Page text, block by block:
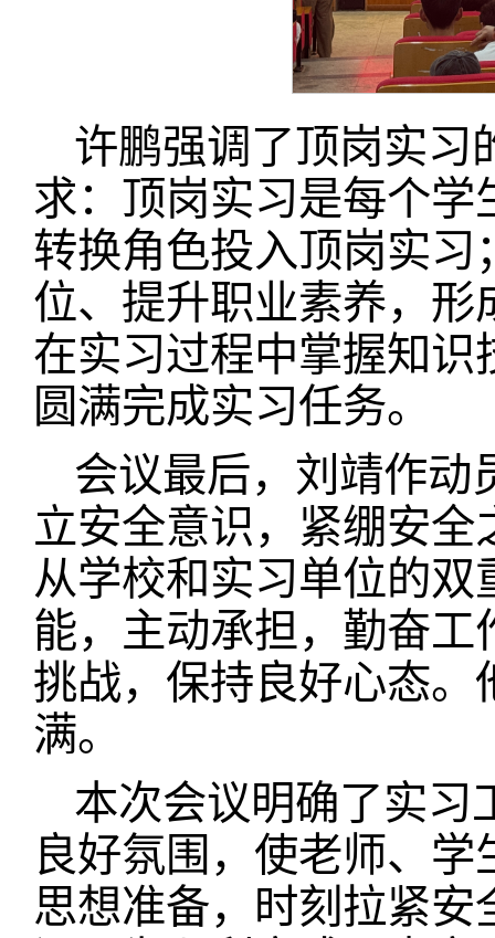
许鹏强调了顶岗实习
求：顶岗实习是每个
转换角色投入顶岗实
位、提升职业素养，
在实习过程中掌握知
圆满完成实习任务。
会议最后，刘靖作动
立安全意识，紧绷安
从学校和实习单位的
能，主动承担，勤奋
挑战，保持良好心态
满。
本次会议明确了实习
良好氛围，使老师、
思想准备，时刻拉紧